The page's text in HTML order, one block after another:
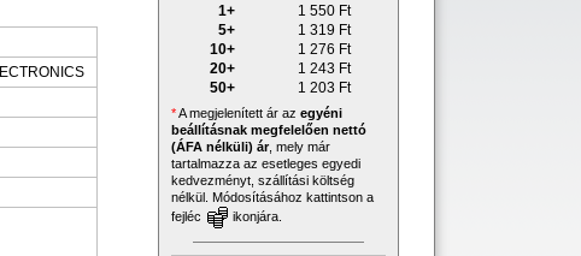
1+ 1 550 Ft
5+
1 319 Ft
10+
1 276 Ft
20+
1 243 Ft
50+
1 203 Ft
*A megjelenített ár az egyéni
beállításnak megfelelően nettó
(ÁFA nélküli) ár, mely már
tartalmazza az esetleges egyedi
kedvezményt, szállítási költség
nélkül. Módosításához kattintson a
fejléc
ikonjára.